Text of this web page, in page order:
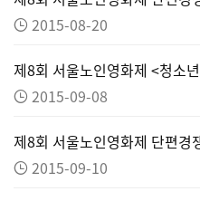
2015-08-20
제8회 서울노인영화제 <청소
2015-09-08
제8회 서울노인영화제 단편경
2015-09-10